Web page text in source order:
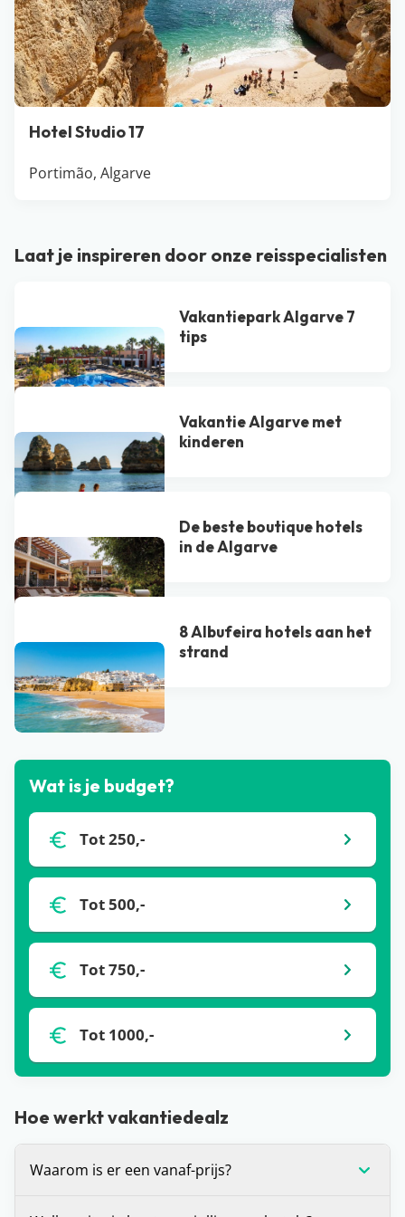
Hotel Studio 17
Portimão, Algarve
Laat je inspireren door onze reisspecialisten
Vakantiepark Algarve 7
tips
Vakantie Algarve met
kinderen
De beste boutique hotels
in de Algarve
8 Albufeira hotels aan het
strand
Bekijk alle blogs
Wat is je budget?
Tot 250,-
Tot 500,-
Tot 750,-
Tot 1000,-
Hoe werkt vakantiedealz
Waarom is er een vanaf-prijs?